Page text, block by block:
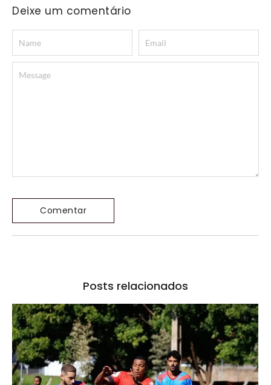
Deixe um comentário
Posts relacionados